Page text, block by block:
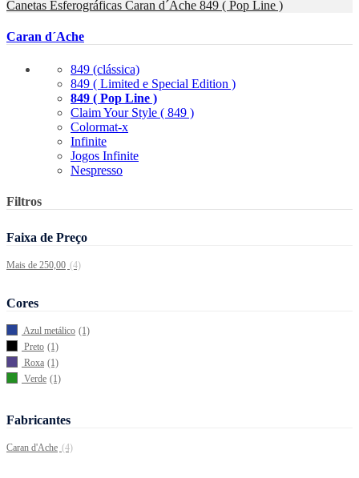
Canetas Esferográficas Caran d´Ache 849 ( Pop Line )
Caran d´Ache
849 (clássica)
849 ( Limited e Special Edition )
849 ( Pop Line )
Claim Your Style ( 849 )
Colormat-x
Infinite
Jogos Infinite
Nespresso
Filtros
Faixa de Preço
Mais de 250,00 (4)
Cores
Azul metálico (1)
Preto (1)
Roxa (1)
Verde (1)
Fabricantes
Caran d'Ache (4)